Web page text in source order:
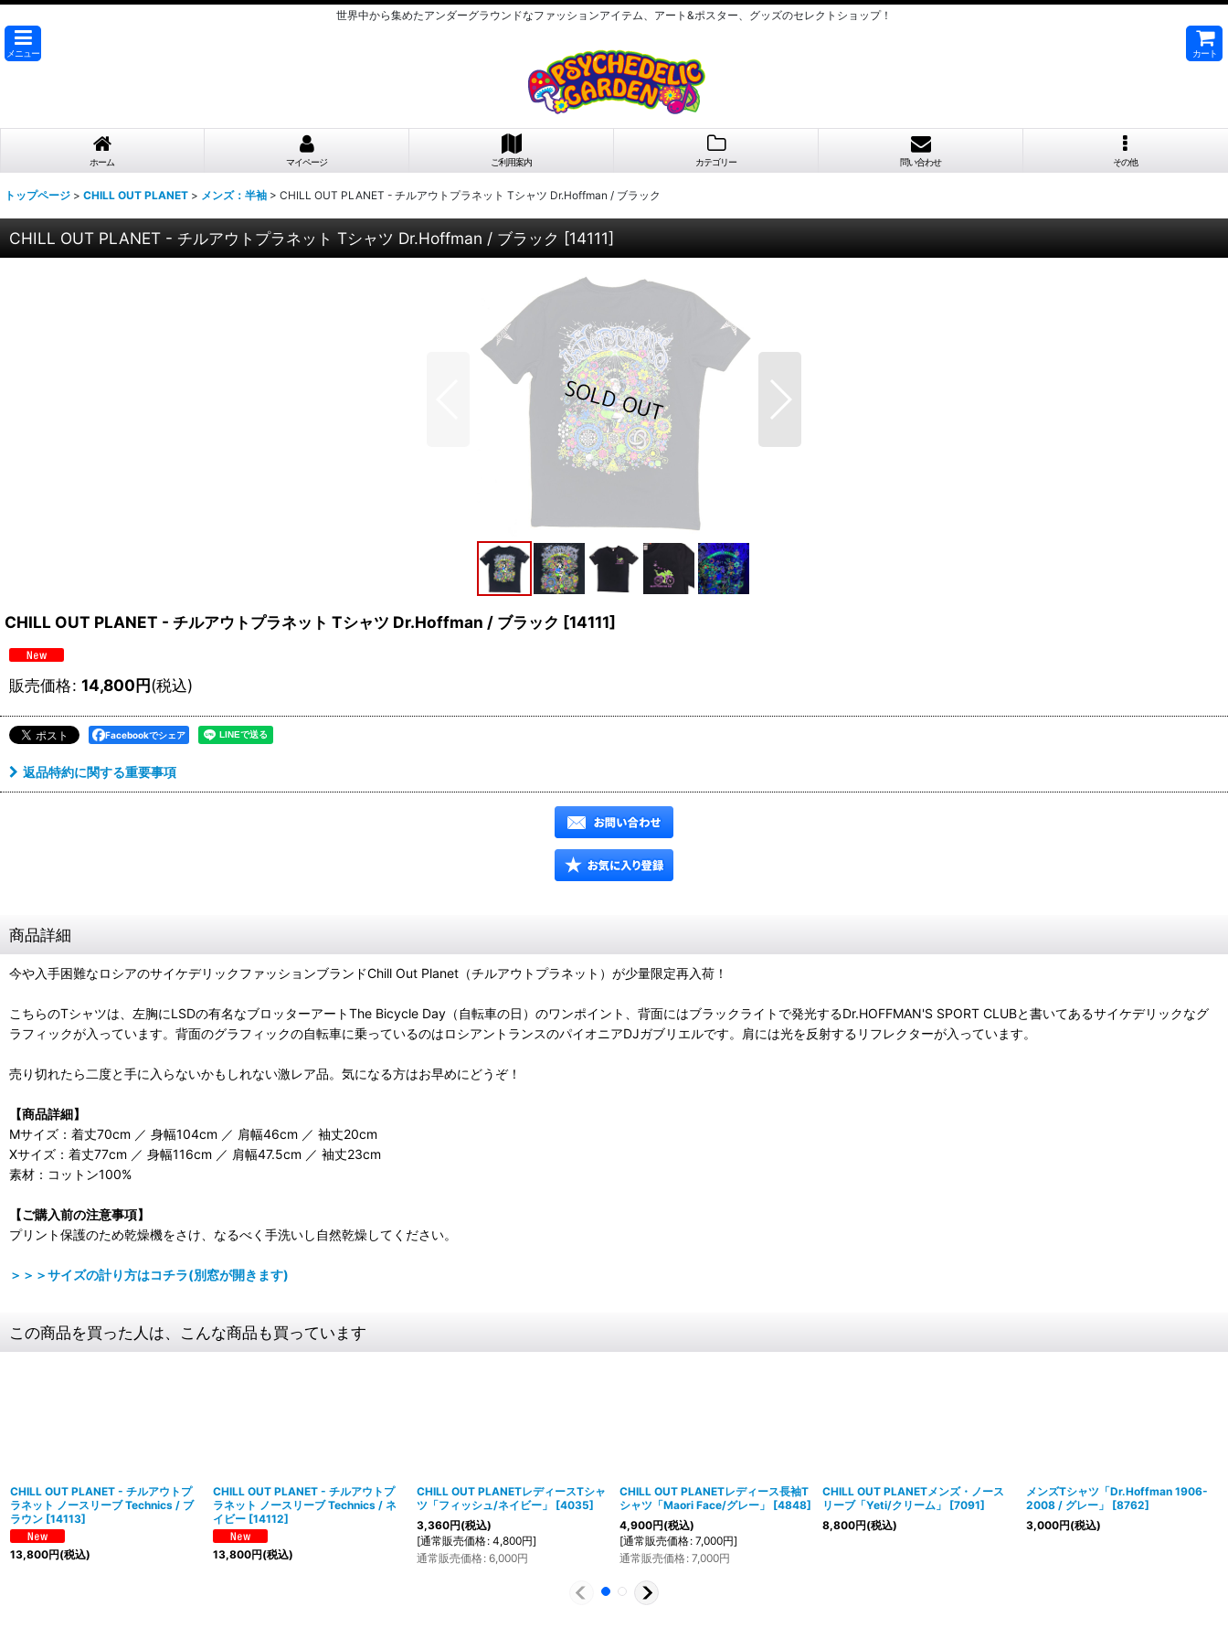
世界中から集めたアンダーグラウンドなファッションアイテム、アート&ポスター、グッズのセレクトショップ！
メニュー カート
ホーム マイページ ご利用案内 カテゴリー 問い合わせ その他
トップページ > CHILL OUT PLANET > メンズ：半袖 > CHILL OUT PLANET - チルアウトプラネット Tシャツ Dr.Hoffman / ブラック
CHILL OUT PLANET - チルアウトプラネット Tシャツ Dr.Hoffman / ブラック [14111]
CHILL OUT PLANET - チルアウトプラネット Tシャツ Dr.Hoffman / ブラック [14111]
販売価格: 14,800円(税込)
Facebookでシェア
返品特約に関する重要事項
商品詳細
今や入手困難なロシアのサイケデリックファッションブランドChill Out Planet（チルアウトプラネット）が少量限定再入荷！
こちらのTシャツは、左胸にLSDの有名なブロッターアートThe Bicycle Day（自転車の日）のワンポイント、背面にはブラックライトで発光するDr.HOFFMAN'S SPORT CLUBと書いてあるサイケデリックなグ
ラフィックが入っています。背面のグラフィックの自転車に乗っているのはロシアントランスのパイオニアDJガブリエルです。肩には光を反射するリフレクターが入っています。
売り切れたら二度と手に入らないかもしれない激レア品。気になる方はお早めにどうぞ！
【商品詳細】
Mサイズ：着丈70cm ／ 身幅104cm ／ 肩幅46cm ／ 袖丈20cm
Xサイズ：着丈77cm ／ 身幅116cm ／ 肩幅47.5cm ／ 袖丈23cm
素材：コットン100%
【ご購入前の注意事項】
プリント保護のため乾燥機をさけ、なるべく手洗いし自然乾燥してください。
＞＞＞サイズの計り方はコチラ(別窓が開きます)
この商品を買った人は、こんな商品も買っています
CHILL OUT PLANET - チルアウトプ
ラネット ノースリーブ Technics / ブ
ラウン [14113]
13,800円(税込)
CHILL OUT PLANET - チルアウトプ
ラネット ノースリーブ Technics / ネ
イビー [14112]
13,800円(税込)
CHILL OUT PLANETレディースTシャ
ツ「フィッシュ/ネイビー」
[4035]
3,360円(税込)
[通常販売価格: 4,800円]
通常販売価格: 6,000円
CHILL OUT PLANETレディース長袖T
シャツ「Maori Face/グレー」
[4848]
4,900円(税込)
[通常販売価格: 7,000円]
通常販売価格: 7,000円
CHILL OUT PLANETメンズ・ノース
リーブ「Yeti/クリーム」
[7091]
8,800円(税込)
メンズTシャツ「Dr.Hoffman 1906-
2008 / グレー」
[8762]
3,000円(税込)